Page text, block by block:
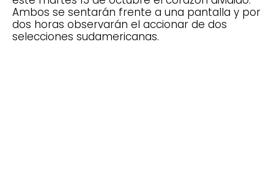
Ambos se sentarán frente a una pantalla y por
dos horas observarán el accionar de dos
selecciones sudamericanas.